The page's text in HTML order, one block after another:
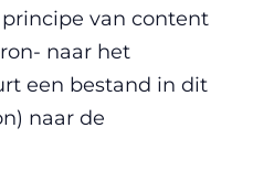
van content
naar het
een bestand in dit
naar de